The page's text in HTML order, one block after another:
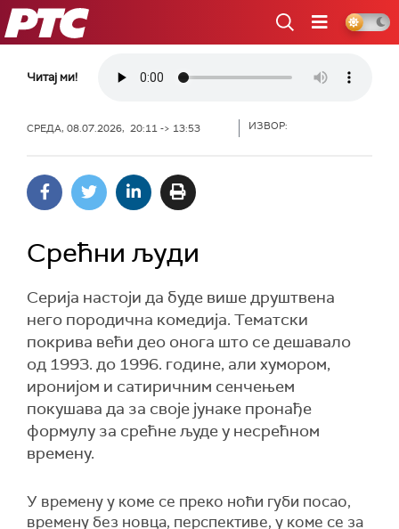
РТС
Читај ми!
СРЕДА, 08.07.2026, 20:11 -> 13:53 ИЗВОР:
Срећни људи
Серија настоји да буде више друштвена
него породична комедија. Тематски
покрива већи део онога што се дешавало
од 1993. до 1996. године, али хумором,
иронијом и сатиричним сенчењем
покушава да за своје јунаке пронађе
формулу за срећне људе у несрећном
времену.
У времену у коме се преко ноћи губи посао,
времену без новца, перспективе, у коме се за